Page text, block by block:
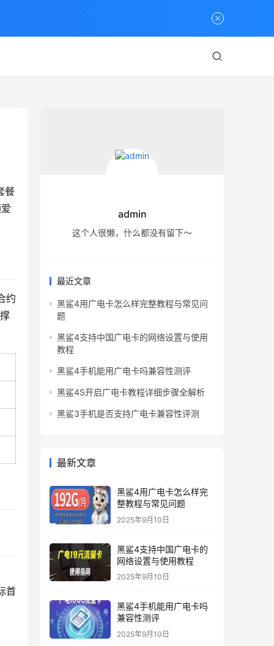
餐
约
首
admin
这个人很懒，什么都没有留下～
最近文章
黑鲨4用广电卡怎么样完整教程与常见问
题
黑鲨4支持中国广电卡的网络设置与使用
教程
黑鲨4手机能用广电卡吗兼容性测评
黑鲨4S开启广电卡教程详细步骤全解析
黑鲨3手机是否支持广电卡兼容性评测
最新文章
黑鲨4用广电卡怎么样完
整教程与常见问题
2025年9月10日
黑鲨4支持中国广电卡的
网络设置与使用教程
2025年9月10日
黑鲨4手机能用广电卡吗
兼容性测评
2025年9月10日